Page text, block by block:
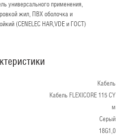
универсального применения,
жил, ПВХ оболочка и
(CENELEC HAR,VDE и ГОСТ)
Кабель
Кабель FLEXICORE 115 CY
м
Серый
18G1,0